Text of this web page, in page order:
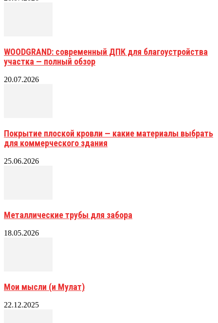
WOODGRAND: современный ДПК для благоустройства
участка — полный обзор
20.07.2026
Покрытие плоской кровли — какие материалы выбрать
для коммерческого здания
25.06.2026
Металлические трубы для забора
18.05.2026
Мои мысли (и Мулат)
22.12.2025